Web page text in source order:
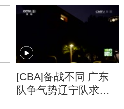
斯转投湖人改写格局
[CBA]备战不同 广东
队争气势辽宁队求温